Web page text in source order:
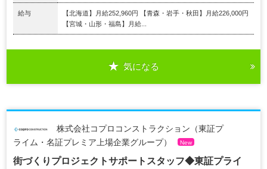
給与
【北海道】月給252,960円 【青森・岩手・秋田】月給226,000円
【宮城・山形・福島】月給...
気になる
株式会社コプロコンストラクション（東証プ
ライム・名証プレミア上場企業グループ）
New
街づくりプロジェクトサポートスタッフ◆東証プライ